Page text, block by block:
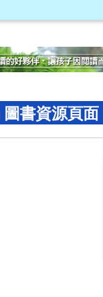
圖書資源頁面